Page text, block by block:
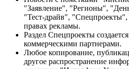
"Заявление", "Регионы",
"Тест-драйв",
правах рекламы.
Раздел Спецпроекты
коммерческими партнерами.
Любое копирование,
другое распространение